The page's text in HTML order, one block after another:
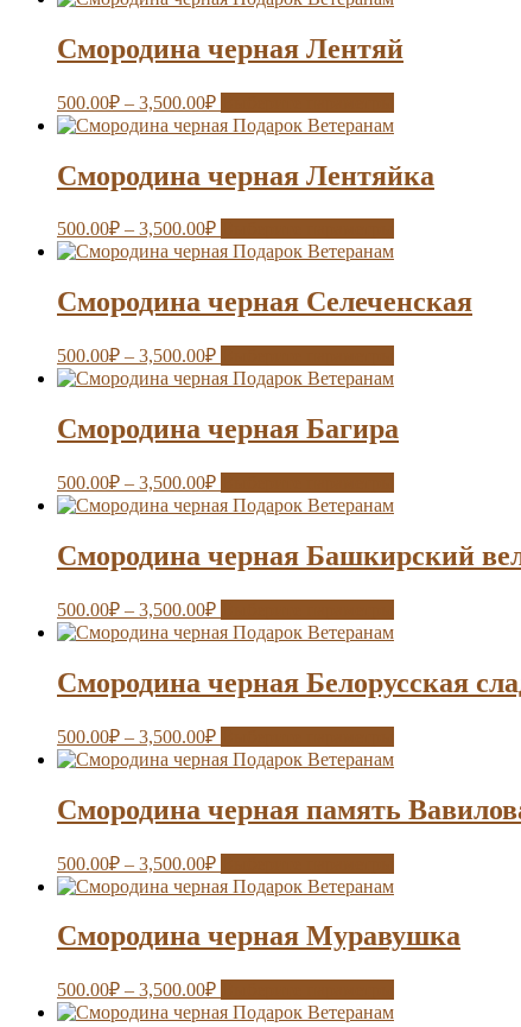
Смородина черная Лентяй
500.00₽ – 3,500.00₽
Смородина черная Лентяйка
500.00₽ – 3,500.00₽
Смородина черная Селеченская
500.00₽ – 3,500.00₽
Смородина черная Багира
500.00₽ – 3,500.00₽
Смородина черная Башкирский
500.00₽ – 3,500.00₽
Смородина черная Белорусская
500.00₽ – 3,500.00₽
Смородина черная память
500.00₽ – 3,500.00₽
Смородина черная Муравушка
500.00₽ – 3,500.00₽